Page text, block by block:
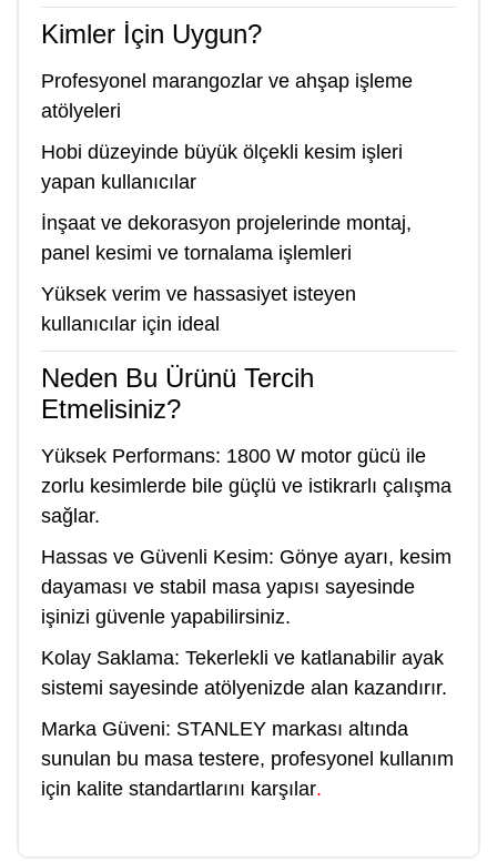
Kimler İçin Uygun?
Profesyonel marangozlar ve ahşap işleme
atölyeleri
Hobi düzeyinde büyük ölçekli kesim işleri
yapan kullanıcılar
İnşaat ve dekorasyon projelerinde montaj,
panel kesimi ve tornalama işlemleri
Yüksek verim ve hassasiyet isteyen
kullanıcılar için ideal
Neden Bu Ürünü Tercih
Etmelisiniz?
Yüksek Performans: 1800 W motor gücü ile
zorlu kesimlerde bile güçlü ve istikrarlı çalışma
sağlar.
Hassas ve Güvenli Kesim: Gönye ayarı, kesim
dayaması ve stabil masa yapısı sayesinde
işinizi güvenle yapabilirsiniz.
Kolay Saklama: Tekerlekli ve katlanabilir ayak
sistemi sayesinde atölyenizde alan kazandırır.
Marka Güveni: STANLEY markası altında
sunulan bu masa testere, profesyonel kullanım
için kalite standartlarını karşılar.